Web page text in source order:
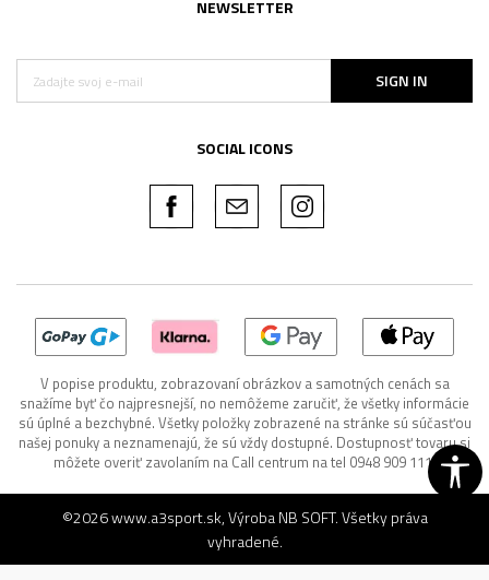
NEWSLETTER
SIGN IN
SOCIAL ICONS
V popise produktu, zobrazovaní obrázkov a samotných cenách sa
snažíme byť čo najpresnejší, no nemôžeme zaručiť, že všetky informácie
sú úplné a bezchybné. Všetky položky zobrazené na stránke sú súčasťou
našej ponuky a neznamenajú, že sú vždy dostupné. Dostupnosť tovaru si
môžete overiť zavolaním na Call centrum na tel 0948 909 111.
©2026www.a3sport.sk, VýrobaNB SOFT. Všetky práva
vyhradené.